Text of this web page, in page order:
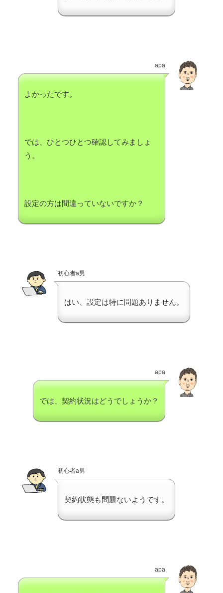
apa
よかったです。
では、ひとつひとつ確認してみましょ
う。
設定の方は間違っていないですか？
初心者a男
はい、設定は特に問題ありません。
apa
では、契約状況はどうでしょうか？
初心者a男
契約状態も問題ないようです。
apa